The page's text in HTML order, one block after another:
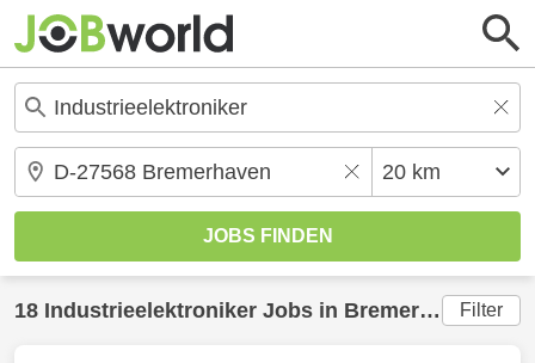
18 Industrieelektroniker Jobs in Bremerhaven (20
Filter